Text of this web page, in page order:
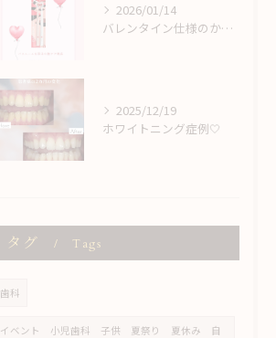
2026/01/14
バレンタイン仕様のかわいい歯ブラシ♡
2025/12/19
ホワイトニング症例🤍
タグ Tags
歯科
イベント 小児歯科 子供 夏祭り 夏休み 自